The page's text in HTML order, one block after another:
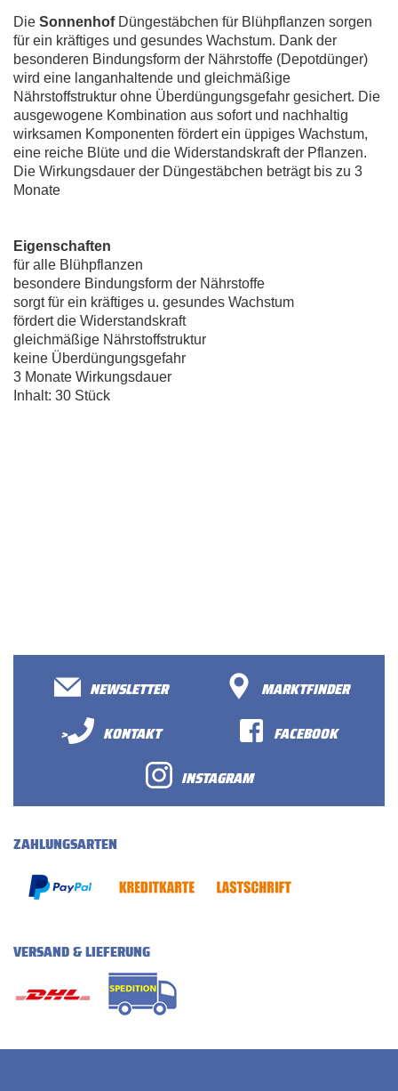
Die SonnenhofDüngestäbchen für Blühpflanzen sorgen
für ein kräftiges und gesundes Wachstum. Dank der
besonderen Bindungsform der Nährstoffe (Depotdünger)
wird eine langanhaltende und gleichmäßige
Nährstoffstruktur ohne Überdüngungsgefahr gesichert. Die
ausgewogene Kombination aus sofort und nachhaltig
wirksamen Komponenten fördert ein üppiges Wachstum,
eine reiche Blüte und die Widerstandskraft der Pflanzen.
Die Wirkungsdauer der Düngestäbchen beträgt bis zu 3
Monate
Eigenschaften
für alle Blühpflanzen
besondere Bindungsform der Nährstoffe
sorgt für ein kräftiges u. gesundes Wachstum
fördert die Widerstandskraft
gleichmäßige Nährstoffstruktur
keine Überdüngungsgefahr
3 Monate Wirkungsdauer
Inhalt: 30 Stück
NEWSLETTER
MARKTFINDER
>
KONTAKT
FACEBOOK
INSTAGRAM
ZAHLUNGSARTEN
VERSAND & LIEFERUNG